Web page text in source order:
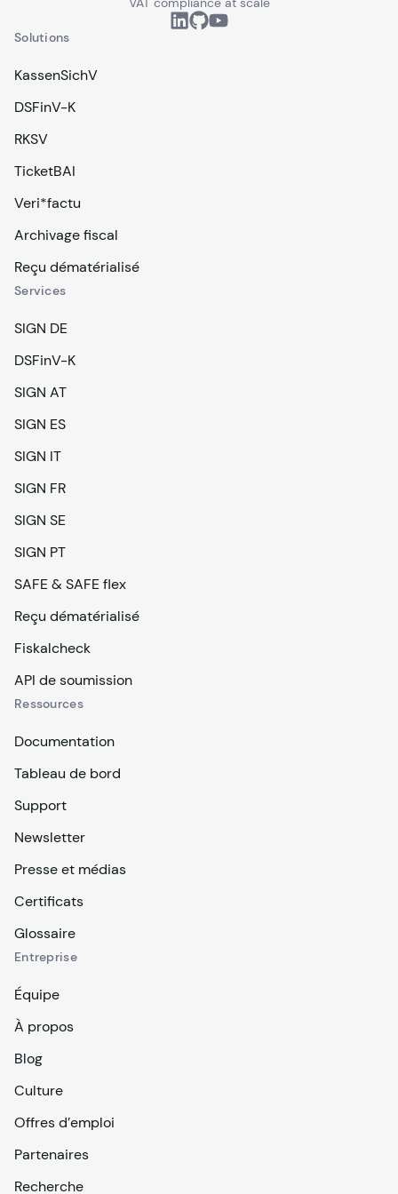
Solutions
KassenSichV
DSFinV-K
RKSV
TicketBAI
Veri*factu
Archivage fiscal
Reçu dématérialisé
Services
SIGN DE
DSFinV-K
SIGN AT
SIGN ES
SIGN IT
SIGN FR
SIGN SE
SIGN PT
SAFE & SAFE flex
Reçu dématérialisé
Fiskalcheck
API de soumission
Ressources
Documentation
Tableau de bord
Support
Newsletter
Presse et médias
Certificats
Glossaire
Entreprise
Équipe
À propos
Blog
Culture
Offres d’emploi
Partenaires
Recherche